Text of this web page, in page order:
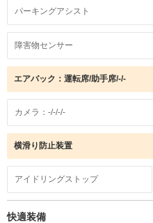
パーキングアシスト
障害物センサー
エアバック：運転席/助手席/-/-
カメラ：-/-/-/-
横滑り防止装置
アイドリングストップ
快適装備